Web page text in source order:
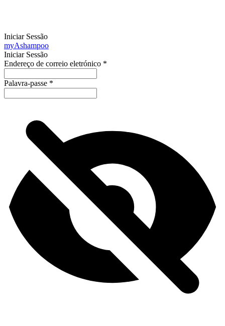
Iniciar Sessão
myAshampoo
Iniciar Sessão
Endereço de correio eletrónico *
Palavra-passe *